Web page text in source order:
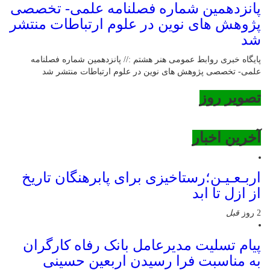
پانزدهمین شماره فصلنامه علمی- تخصصی
پژوهش های نوین در علوم ارتباطات منتشر
شد
پایگاه خبری روابط عمومی هنر هشتم :// پانزدهمین شماره فصلنامه
علمی- تخصصی پژوهش های نوین در علوم ارتباطات منتشر شد
تصویر روز
آخرین اخبار
اربـعـیـن؛رستاخیزی برای پابرهنگان تاریخ
از ازل تا ابد
2 روز قبل
پیام تسلیت مدیرعامل بانک رفاه کارگران
به مناسبت فرا رسیدن اربعین حسینی